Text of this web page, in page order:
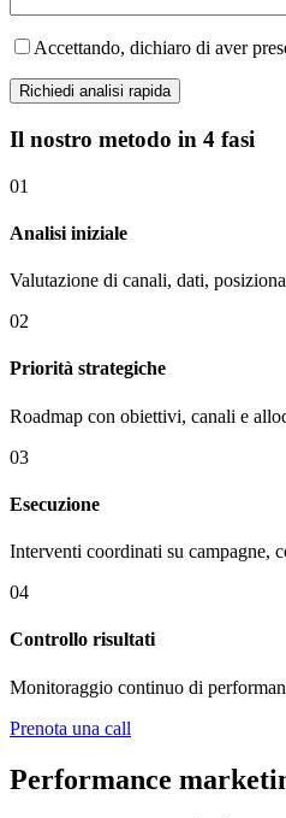
Accettando, dichiaro di aver
Richiedi analisi rapida
Il nostro metodo in 4 fasi
01
Analisi iniziale
Valutazione di canali, dati,
02
Priorità strategiche
Roadmap con obiettivi, canali e
03
Esecuzione
Interventi coordinati su campagne,
04
Controllo risultati
Monitoraggio continuo di
Prenota una call
Performance